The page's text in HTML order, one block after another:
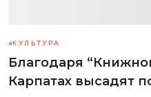
КУЛЬТУРА
Благодаря
Карпатах высадят